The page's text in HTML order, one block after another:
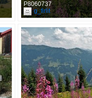
P8060737
g_firlit